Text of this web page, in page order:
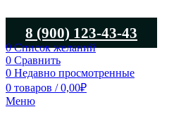
8 (900) 123-43-43
0Список желаний
0 Сравнить
0 Недавно просмотренные
0 товаров / 0,00₽
Меню